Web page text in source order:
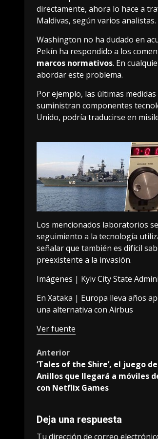
directamente, ahora lo hace a
Maldivas, según varios analistas.
Washington no ha dudado en
Pekín ha respondido a los
marcos normativos. En
abordar este problema.
Por ejemplo, las últimas
suministran componentes
Unido, podría traducirse en
Los mencionados laboratorios
seguimiento a la tecnología
señalar que también es difícil
preexistente a la invasión.
Imágenes | Kyiv City State
En Xataka | Europa lleva años
una alternativa con Airbus
Ver fuente
Post
navigation
Anterior
‘Tales of the Shire’, el juego
Anillos que llegará a móviles
con Netflix Games
Deja una respuesta
Tu dirección de correo